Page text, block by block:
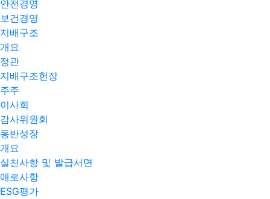
안전경영
보건경영
지배구조
개요
정관
지배구조헌장
주주
이사회
감사위원회
동반성장
개요
실천사항 및 발급서면
애로사항​
ESG평가